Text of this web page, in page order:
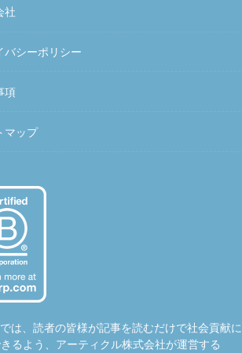
社
バシーポリシー
項
マップ
は、読者の皆様が記事を読むだけで社会貢献に
るよう、アーティクル株式会社が運営する